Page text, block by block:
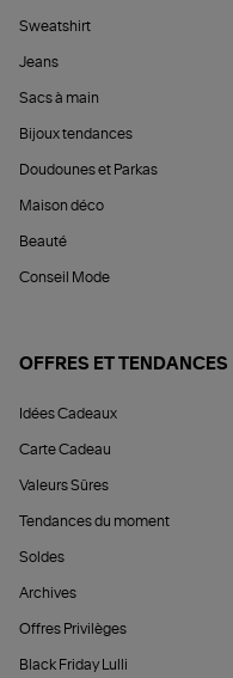
Sweatshirt
Jeans
Sacs à main
Bijoux tendances
Doudounes et Parkas
Maison déco
Beauté
Conseil Mode
OFFRES ET TENDANCES
Idées Cadeaux
Carte Cadeau
Valeurs Sûres
Tendances du moment
Soldes
Archives
Offres Privilèges
Black Friday Lulli